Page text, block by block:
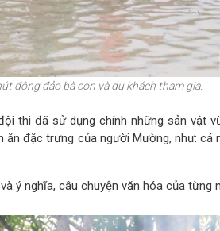
đông đảo bà con và du khách tham gia.
thi đã sử dụng chính những sản vật
đặc trưng của người Mường, như: cá
ý nghĩa, câu chuyện văn hóa của từng